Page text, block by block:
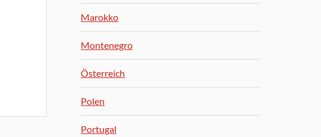
Marokko
Montenegro
Österreich
Polen
Portugal